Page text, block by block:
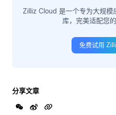
Zilliz Cloud 是一个专为大规模
库，完美适配您的
免费试用
分享文章